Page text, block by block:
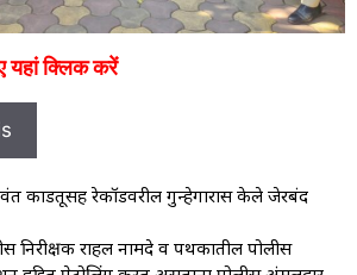
यहां क्लिक करें
काडतूसह रेकॉर्डवरील गुन्हेगारास केले जेरबंद
निरीक्षक राहल नामदे व पथकातील पोलीस